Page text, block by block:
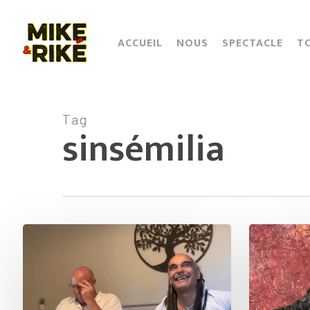
main
content
ACCUEIL NOUS SPECTACLE
Tag
sinsémilia
Mike
live
Tout
le
bonheur
du
monde…